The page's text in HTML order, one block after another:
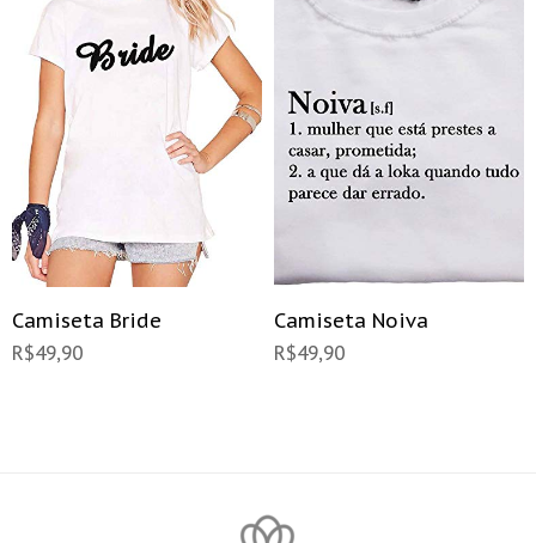
Camiseta Bride
R$49,90
Camiseta Noiva
R$49,90